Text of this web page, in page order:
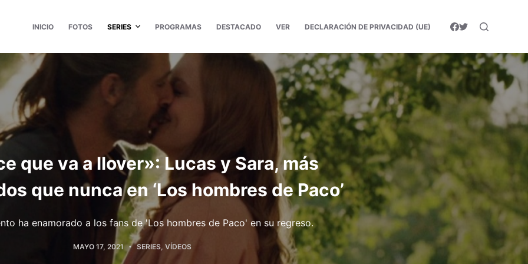
INICIO FOTOS SERIES PROGRAMAS DESTACADO VER DECLARACIÓN DE PRIVACIDAD (UE)
que va a llover»: Lucas y Sara, más
que nunca en ‘Los hombres de Paco’
ha enamorado a los fans de 'Los hombres de Paco' en su regreso.
MAYO 17, 2021 SERIES, VÍDEOS